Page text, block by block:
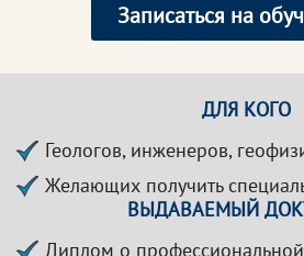
Записаться на
ДЛЯ КОГО
Геологов, инженеров,
Желающих получить
ВЫДАВАЕМЫЙ
Диплом о